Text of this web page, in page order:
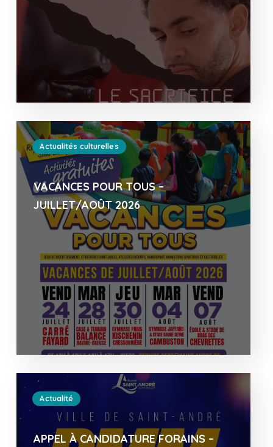
Actualités culturelles
VACANCES POUR TOUS –
JUILLET/AOÛT 2026
Actualité
APPEL À CANDIDATURE FORAINS –